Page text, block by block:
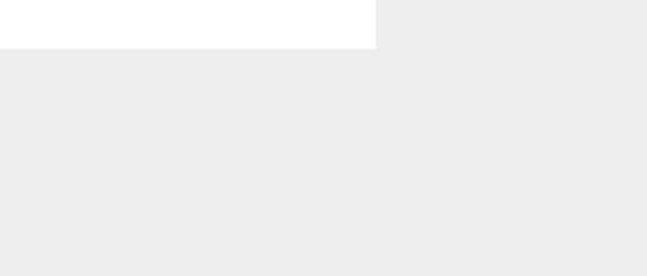
造 会幕 六日创造 六日工作 第七日安
重复 不是冗余， 而是强调 秩序与节